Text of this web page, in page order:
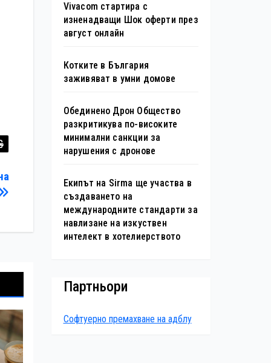
Vivacom стартира с
изненадващи Шок оферти през
август онлайн
Котките в България
заживяват в умни домове
Обединено Дрон Общество
разкритикува по-високите
минимални санкции за
нарушения с дронове
Екипът на Sirma ще участва в
създаването на
международните стандарти за
навлизане на изкуствен
интелект в хотелиерството
Партньори
Софтуерно премахване на адблу